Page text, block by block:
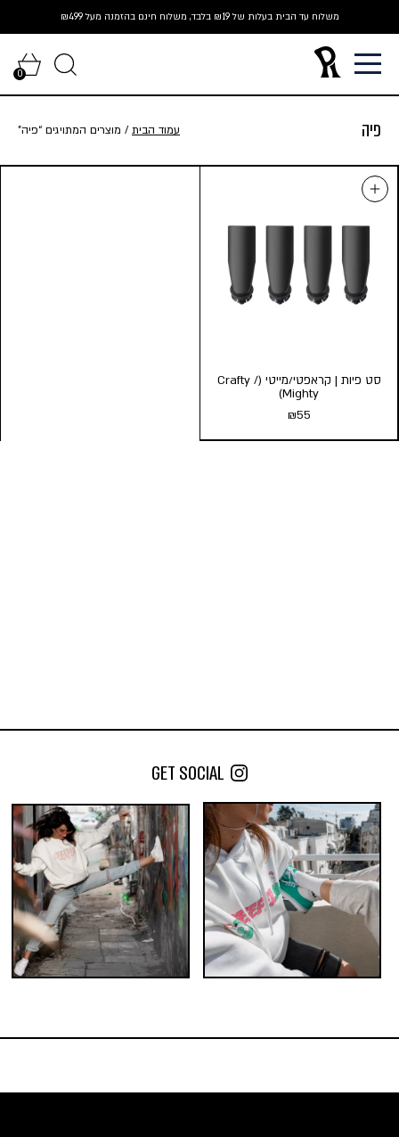
to
content
משלוח עד הבית בעלות של ₪19 בלבד, משלוח חינם בהזמנה מעל ₪499
0
פיה עמוד הבית/ מוצרים המתויגים “פיה”
סט פיות | קראפטי/מייטי (Crafty /
Mighty)
₪55
GET SOCIAL